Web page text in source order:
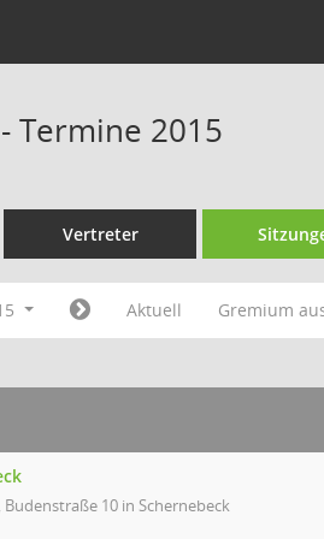
Termine 2015
Vertreter
Aktuell Gremium
10 in Schernebeck